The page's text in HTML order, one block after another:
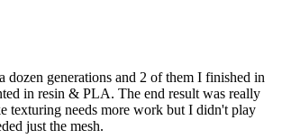
dozen generations and 2 of them I finished in
in resin & PLA. The end result was really
texturing needs more work but I didn't play
just the mesh.